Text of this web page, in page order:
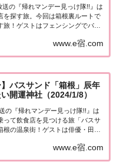
送の『帰れマンデー見っけ隊!!』は
を探す旅。今回は箱根裏ルートで
旅！ゲストはフェンシングでパリ
槙野智章＆オズワルド 伊藤！果
つかるのか？ゴールの...
www.e宿.com
バスサンド「箱根」辰年
開運神社（2024/1/8）
の『帰れマンデー見っけ隊!!』は
って飲食店を見つける旅「バスサ
根の温泉街！ゲストは俳優・田中
て飲食店は見つかるのか？ゴール
きたい」知る人ぞ知る箱根の...
www.e宿.com